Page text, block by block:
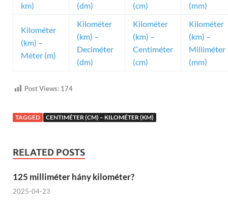
km)
(dm)
(cm)
(mm)
Kilométer
(km) –
Méter (m)
Kilométer
(km) –
Deciméter
(dm)
Kilométer
(km) –
Centiméter
(cm)
Kilométer
(km) –
Milliméter
(mm)
Post Views: 174
TAGGED CENTIMÉTER (CM) – KILOMÉTER (KM)
RELATED POSTS
125 milliméter hány kilométer?
2025-04-23